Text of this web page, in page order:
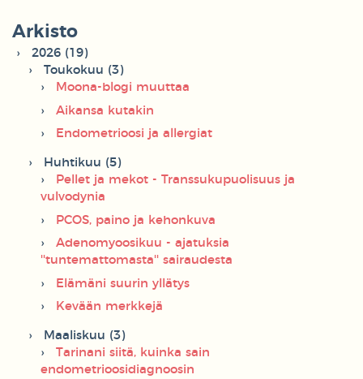
Arkisto
2026 (19)
Toukokuu (3)
Moona-blogi muuttaa
Aikansa kutakin
Endometrioosi ja allergiat
Huhtikuu (5)
Pellet ja mekot - Transsukupuolisuus ja
vulvodynia
PCOS, paino ja kehonkuva
Adenomyoosikuu - ajatuksia
''tuntemattomasta'' sairaudesta
Elämäni suurin yllätys
Kevään merkkejä
Maaliskuu (3)
Tarinani siitä, kuinka sain
endometrioosidiagnoosin